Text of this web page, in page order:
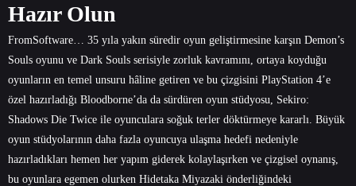
Hazır Olun
FromSoftware… 35 yıla yakın süredir oyun geliştirmesine karşın Demon’s
Souls oyunu ve Dark Souls serisiyle zorluk kavramını, ortaya koyduğu
oyunların en temel unsuru hâline getiren ve bu çizgisini PlayStation 4’e
özel hazırladığı Bloodborne’da da sürdüren oyun stüdyosu, Sekiro:
Shadows Die Twice ile oyunculara soğuk terler döktürmeye kararlı. Büyük
oyun stüdyolarının daha fazla oyuncuya ulaşma hedefi nedeniyle
hazırladıkları hemen her yapım giderek kolaylaşırken ve çizgisel oynanış,
bu oyunlara egemen olurken Hidetaka Miyazaki önderliğindeki